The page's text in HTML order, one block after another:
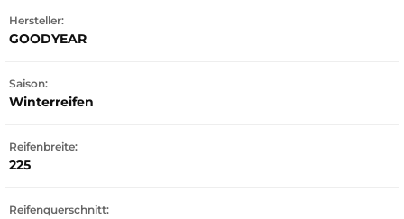
Hersteller:
GOODYEAR
Saison:
Winterreifen
Reifenbreite:
225
Reifenquerschnitt: